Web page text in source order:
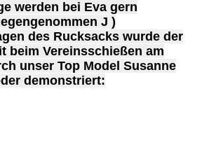
werden bei Eva gern
J )
des Rucksacks wurde der
beim Vereinsschießen am
unser Top Model Susanne
demonstriert: